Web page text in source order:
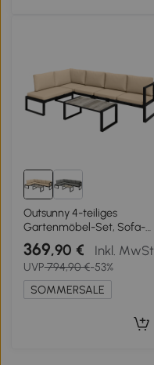
Outsunny 4-teiliges
Gartenmöbel-Set, Sofa-
Set mit 2 Zweisitzern,
armloser Stuhl, Couchtisch,
für Balkon, Khaki
369,90 € Inkl. MwSt.
UVP794,90 €-53%
SOMMERSALE